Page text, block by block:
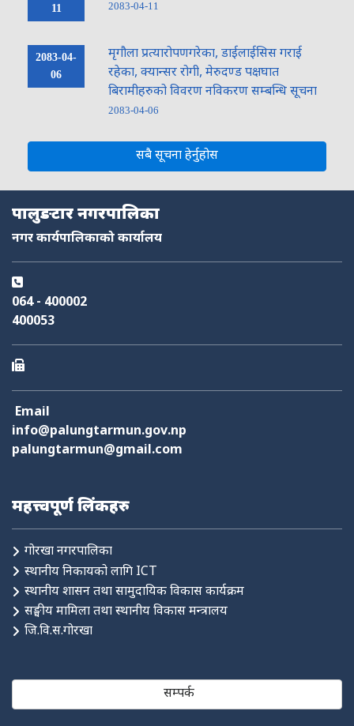
11
2083-04-11
2083-04-
06
मृगौला प्रत्यारोपणगरेका, डाईलाईसिस गराई
रहेका, क्यान्सर रोगी, मेरुदण्ड पक्षघात
बिरामीहरुको विवरण नविकरण सम्बन्धि सूचना
2083-04-06
सबै सूचना हेर्नुहोस
पालुङटार नगरपालिका
नगर कार्यपालिकाको कार्यालय
064 - 400002
400053
Email
info@palungtarmun.gov.np
palungtarmun@gmail.com
महत्त्वपूर्ण लिंकहरु
गोरखा नगरपालिका
स्थानीय निकायको लागि ICT
स्थानीय शासन तथा सामुदायिक विकास कार्यक्रम
सङ्घीय मामिला तथा स्थानीय विकास मन्त्रालय
जि.वि.स.गोरखा
सम्पर्क